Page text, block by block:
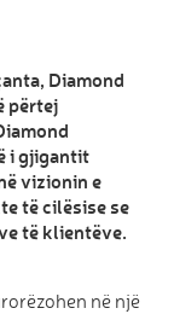
Diamond
përtej
i gjigantit
vizionin e
të cilësise se
të klientëve.
në një